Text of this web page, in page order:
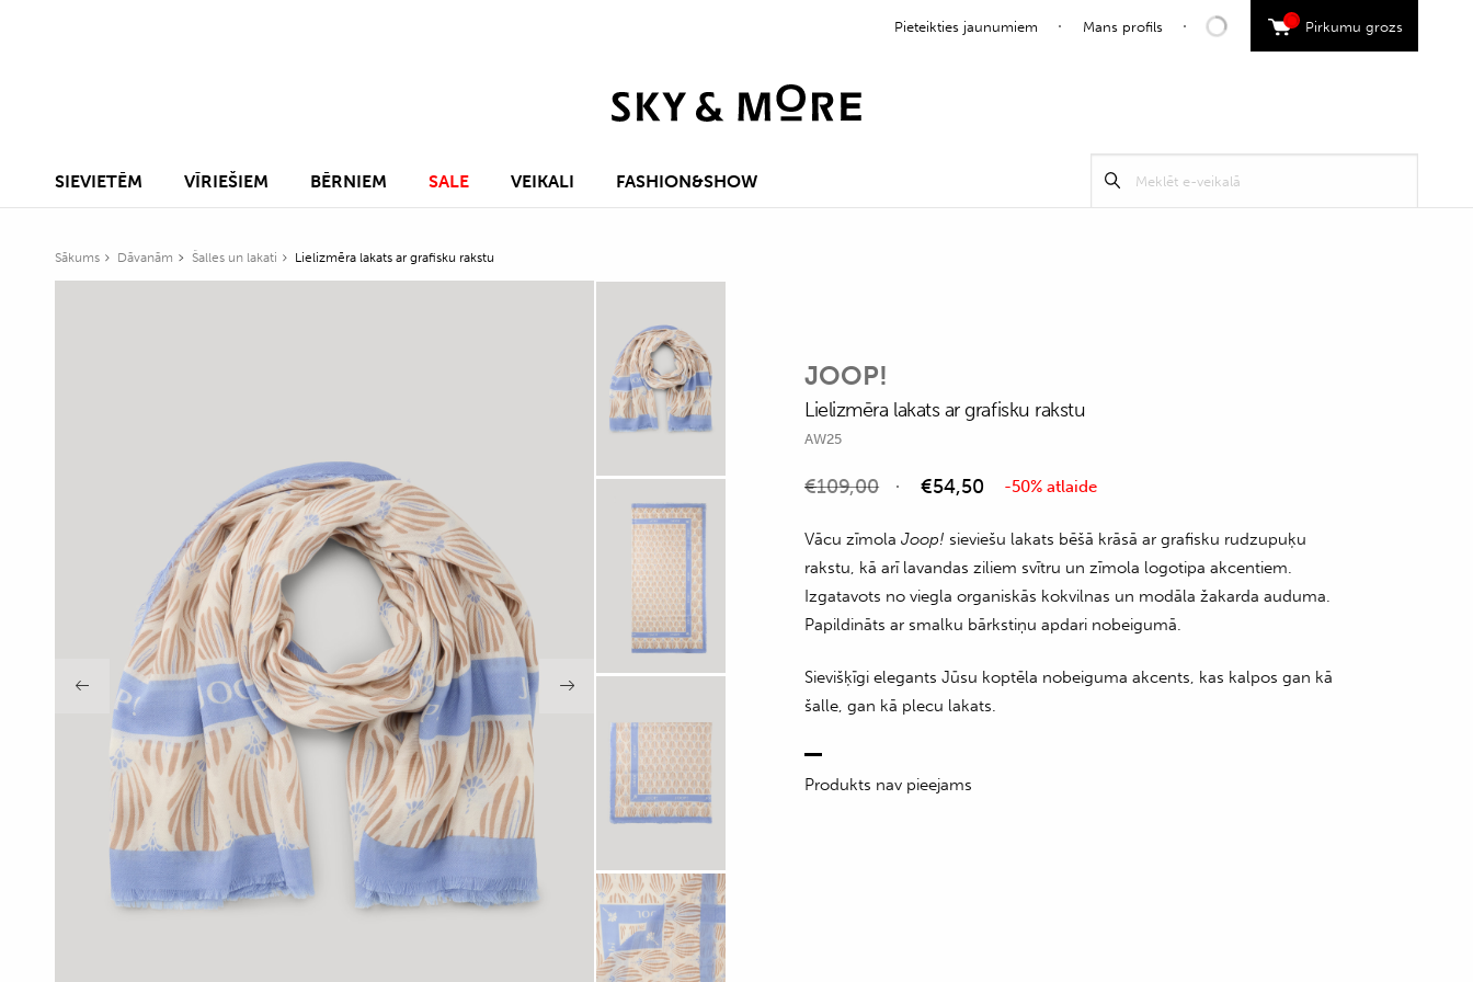
Pieteikties jaunumiem Mans profils Pirkumu grozs
0
SIEVIETĒM VĪRIEŠIEM BĒRNIEM SALE VEIKALI FASHION&SHOW Meklēt
Sākums Dāvanām Šalles un lakati Lielizmēra lakats ar grafisku rakstu
JOOP!
Lielizmēra lakats ar grafisku rakstu
AW25
€109,00 €54,50 -50% atlaide
Vācu zīmolaJoop! sieviešu lakats bēšā krāsā ar grafisku rudzupuķu
rakstu, kā arī lavandas ziliem svītru un zīmola logotipa akcentiem.
Izgatavots no viegla organiskās kokvilnas un modāla žakarda auduma.
Papildināts ar smalku bārkstiņu apdari nobeigumā.
Sievišķīgi elegants Jūsu koptēla nobeiguma akcents, kas kalpos gan kā
šalle, gan kā plecu lakats.
Produkts nav pieejams